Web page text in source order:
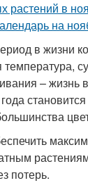
в жизни
– жизнь
потерь.